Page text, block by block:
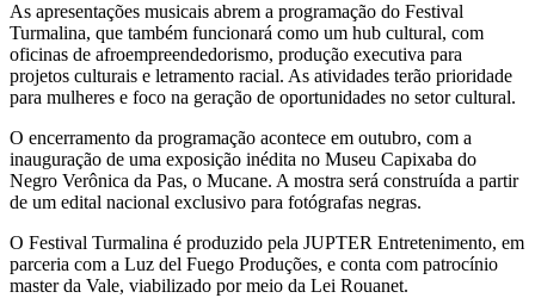
As apresentações musicais abrem a programação do Festival
Turmalina, que também funcionará como um hub cultural, com
oficinas de afroempreendedorismo, produção executiva para
projetos culturais e letramento racial. As atividades terão prioridade
para mulheres e foco na geração de oportunidades no setor cultural.
O encerramento da programação acontece em outubro, com a
inauguração de uma exposição inédita no Museu Capixaba do
Negro Verônica da Pas, o Mucane. A mostra será construída a partir
de um edital nacional exclusivo para fotógrafas negras.
O Festival Turmalina é produzido pela JUPTER Entretenimento, em
parceria com a Luz del Fuego Produções, e conta com patrocínio
master da Vale, viabilizado por meio da Lei Rouanet.